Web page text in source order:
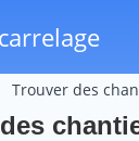
Trouver des